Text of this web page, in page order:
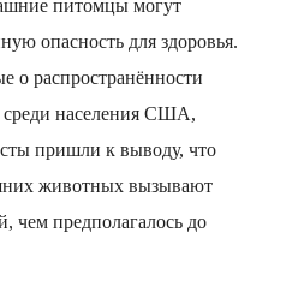
питомцы могут
опасность для здоровья.
о распространённости
среди населения США,
пришли к выводу, что
животных вызывают
чем предполагалось до